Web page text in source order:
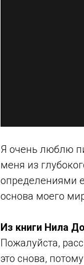
Я очень люблю
меня из
определениями
основа моего
Из книги Нила
Пожалуйста,
это снова,